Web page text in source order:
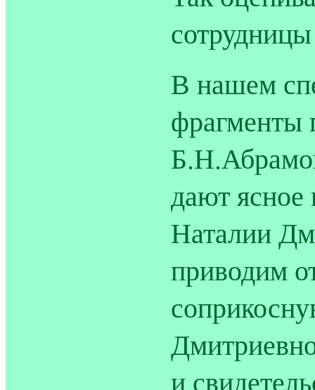
В нашем
фрагменты
дают ясное
Наталии
приводим
и